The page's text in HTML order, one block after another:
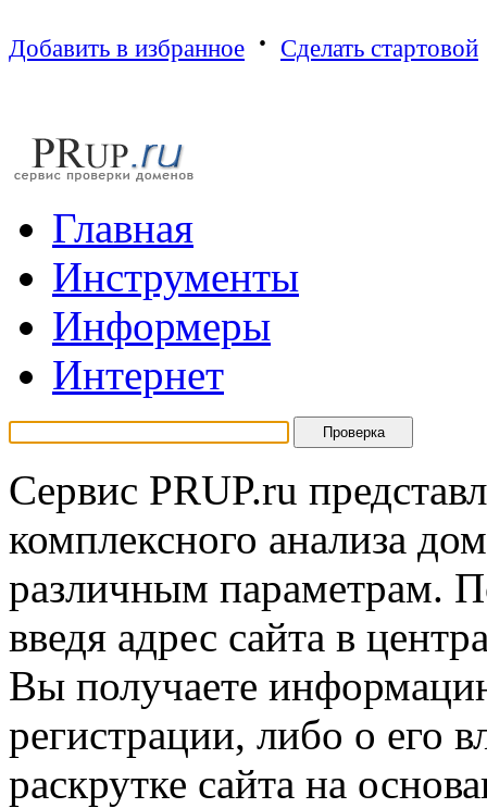
Добавить в избранное · Сделать стартовой
Главная
Инструменты
Информеры
Интернет
Сервис PRUP.ru
комплексного анализа
различным параметрам.
введя адрес сайта в
Вы получаете
регистрации, либо о его
раскрутке сайта на